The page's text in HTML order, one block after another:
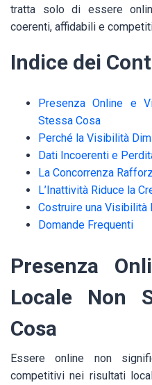
tratta solo di essere
coerenti, affidabili e
Indice dei
Presenza Online e
Stessa Cosa
Perché la Visibilità
Dati Incoerenti e
La Concorrenza
L’Inattività Riduce la
Costruire una Visibilità
Domande Frequenti
Presenza
Locale Non
Cosa
Essere online non
competitivi nei risultati